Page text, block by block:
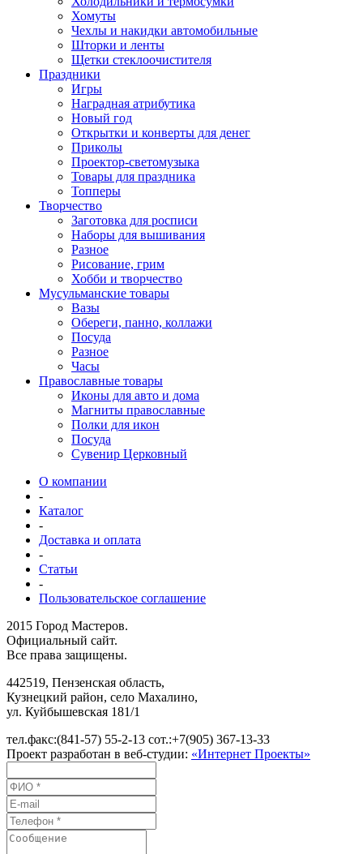
Хомуты
Чехлы и накидки автомобильные
Шторки и ленты
Щетки стеклоочистителя
Праздники
Игры
Наградная атрибутика
Новый год
Открытки и конверты для денег
Приколы
Проектор-светомузыка
Товары для праздника
Топперы
Творчество
Заготовка для росписи
Наборы для вышивания
Разное
Рисование, грим
Хобби и творчество
Мусульманские товары
Вазы
Обереги, панно, коллажи
Посуда
Разное
Часы
Православные товары
Иконы для авто и дома
Магниты православные
Полки для икон
Посуда
Сувенир Церковный
О компании
-
Каталог
-
Доставка и оплата
-
Статьи
-
Пользовательское соглашение
2015 Город Мастеров.
Официальный сайт.
Все права защищены.
442519, Пензенская область,
Кузнецкий район, село Махалино,
ул. Куйбышевская 181/1
тел.факс:(841-57) 55-2-13 сот.:+7(905) 367-13-33
Проект разработан в веб-студии: «Интернет Проекты»